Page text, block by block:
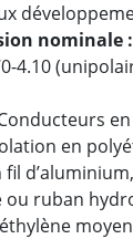
nominale :
4.10
en
fil
ou ruban